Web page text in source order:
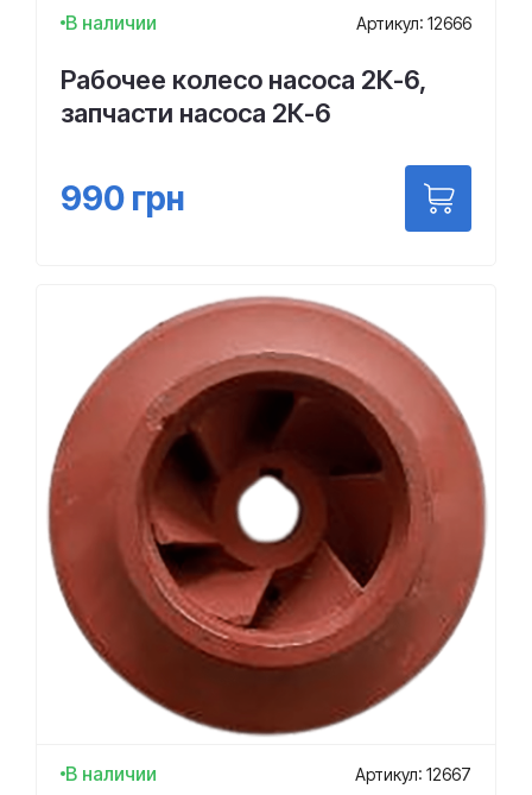
В наличии Артикул: 12666
Рабочее колесо насоса 2К-6,
запчасти насоса 2К-6
990 грн
В наличии Артикул: 12667